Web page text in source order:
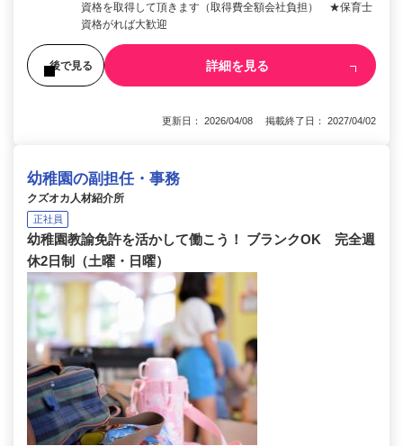
資格を取得して頂きます（取得費全額会社負担） ★保育士
資格がれば大歓迎
後で見る 詳細を見る
更新日： 2026/04/08 掲載終了日： 2027/04/02
幼稚園の副担任・事務
クズオカ人材紹介所
正社員
幼稚園教諭免許を活かして働こう！ ブランクOK 完全週
休2日制（土曜・日曜）